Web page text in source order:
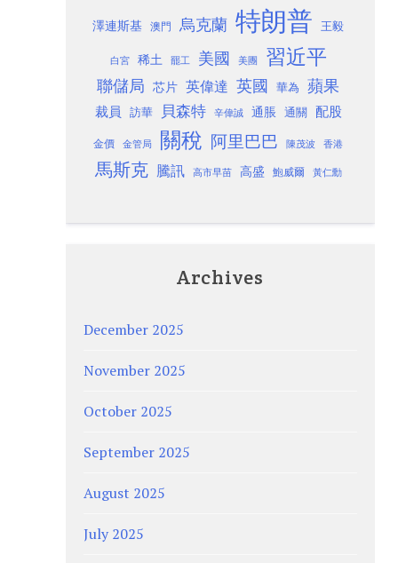
澤連斯基 澳門 烏克蘭 特朗普 王毅
白宮 稀土 罷工 美國 美團 習近平
聯儲局 芯片 英偉達 英國 華為 蘋果
裁員 訪華 貝森特 辛偉誠 通脹 通關 配股
金價 金管局 關稅 阿里巴巴 陳茂波 香港
馬斯克 騰訊 高市早苗 高盛 鮑威爾 黃仁勳
Archives
December 2025
November 2025
October 2025
September 2025
August 2025
July 2025